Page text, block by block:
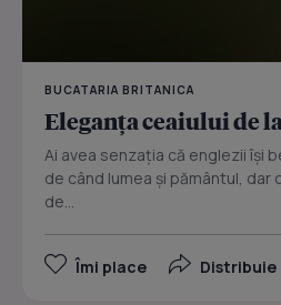
BUCATARIA BRITANICA
Eleganţa ceaiului de
Ai avea senzaţia că englezii îşi
de când lumea şi pământul,
de...
Îmi place Distribuie